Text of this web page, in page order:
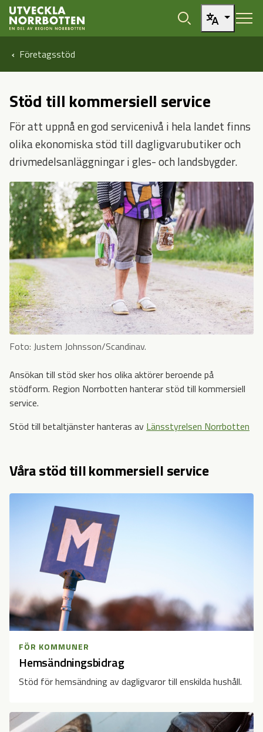
Öppna sidans huvudnavigering
Hoppa till sidans innehåll
Hoppa direkt till artikel
Företagsstöd
Stöd till kommersiell service
För att uppnå en god servicenivå i hela landet finns
olika ekonomiska stöd till dagligvarubutiker och
drivmedelsanläggningar i gles- och landsbygder.
Foto: Justem Johnsson/Scandinav.
Ansökan till stöd sker hos olika aktörer beroende på
stödform. Region Norrbotten hanterar stöd till kommersiell
service.
Stöd till betaltjänster hanteras av Länsstyrelsen Norrbotten
Våra stöd till kommersiell service
Hemsändningsbidrag
FÖR KOMMUNER
Stöd för hemsändning av dagligvaror till enskilda hushåll.